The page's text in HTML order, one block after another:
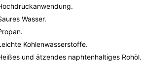
Wasser.
Kohlenwasserstoffe.
und ätzendes naphtenhaltiges Rohöl.